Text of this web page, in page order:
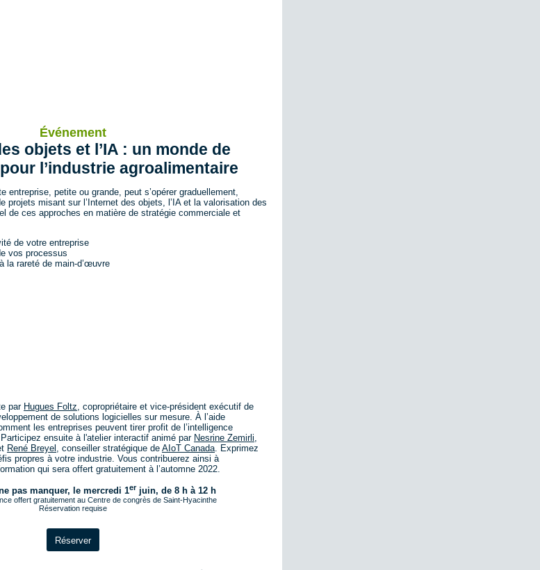
Événement
objets et l’IA : un monde de
l’industrie agroalimentaire
entreprise, petite ou grande, peut s’opérer graduellement,
projets misant sur l’Internet des objets, l’IA et la valorisation des
de ces approches en matière de stratégie commerciale et
de votre entreprise
vos processus
la rareté de main-d’œuvre
par Hugues Foltz, copropriétaire et vice-président exécutif de
de solutions logicielles sur mesure. À l’aide
les entreprises peuvent tirer profit de l’intelligence
ensuite à l'atelier interactif animé par Nesrine Zemirli,
René Breyel , conseiller stratégique de AIoT Canada. Exprimez
propres à votre industrie. Vous contribuerez ainsi à
qui sera offert gratuitement à l’automne 2022.
pas manquer, le mercredi 1er juin, de 8 h à 12 h
offert gratuitement au Centre de congrès de Saint-Hyacinthe
Réservation requise
Réserver